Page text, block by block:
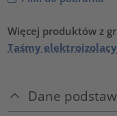
Więcej produktów z
Taśmy
Dane